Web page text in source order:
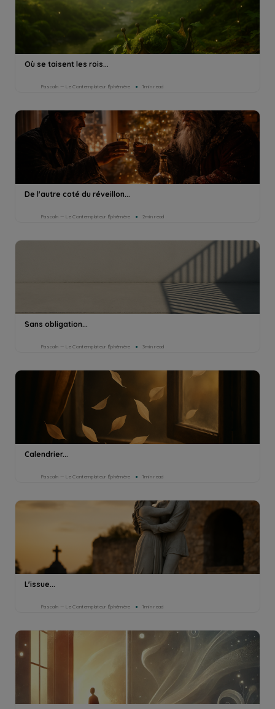
Où se taisent les rois...
Pascaln — Le Contemplateur Éphémère 1min read
De l'autre coté du réveillon...
Pascaln — Le Contemplateur Éphémère 2min read
Sans obligation...
Pascaln — Le Contemplateur Éphémère 3min read
Calendrier...
Pascaln — Le Contemplateur Éphémère 1min read
L'issue...
Pascaln — Le Contemplateur Éphémère 1min read